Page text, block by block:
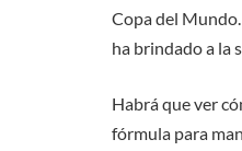
Copa del
ha brindado a la
Habrá que ver
fórmula para